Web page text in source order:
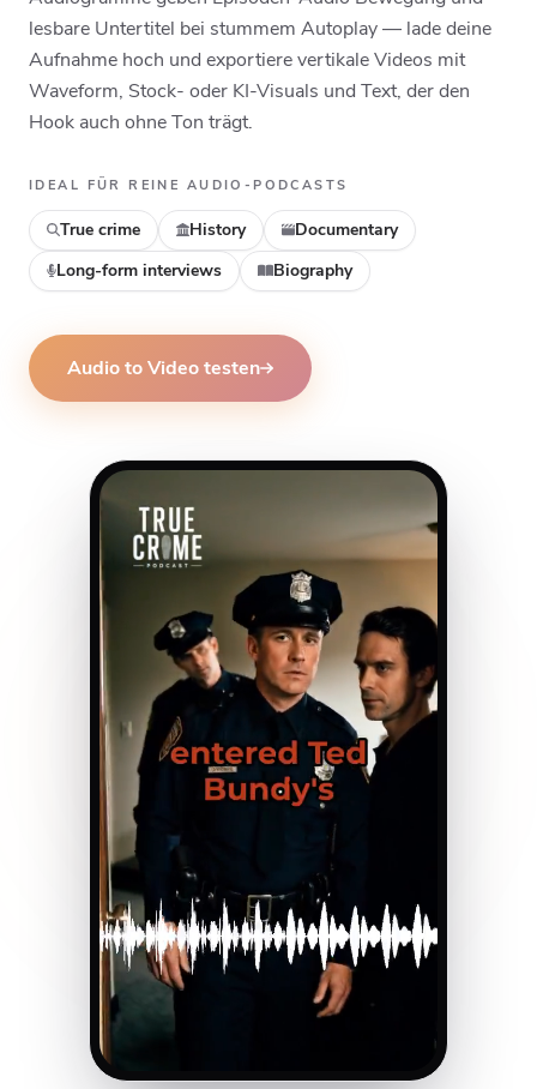
Top Middle Bottom
lesbare Untertitel bei stummem Autoplay — lade deine
Aufnahme hoch und exportiere vertikale Videos mit
Waveform, Stock- oder KI-Visuals und Text, der den
Hook auch ohne Ton trägt.
IDEAL FÜR REINE AUDIO-PODCASTS
True crime History
Documentary
Long-form interviews
Biography
Audio to Video testen